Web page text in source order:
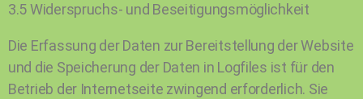
3.5 Widerspruchs- und Beseitigungsmöglichkeit
Die Erfassung der Daten zur Bereitstellung der Website
und die Speicherung der Daten in Logfiles ist für den
Betrieb der Internetseite zwingend erforderlich. Sie